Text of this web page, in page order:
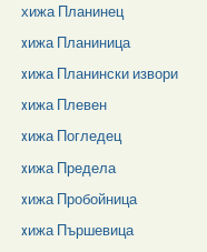
хижа Планинец
xижа Планиница
xижа Планински извори
xижа Плевен
xижа Погледец
xижа Предела
xижа Пробойница
xижа Пършевица